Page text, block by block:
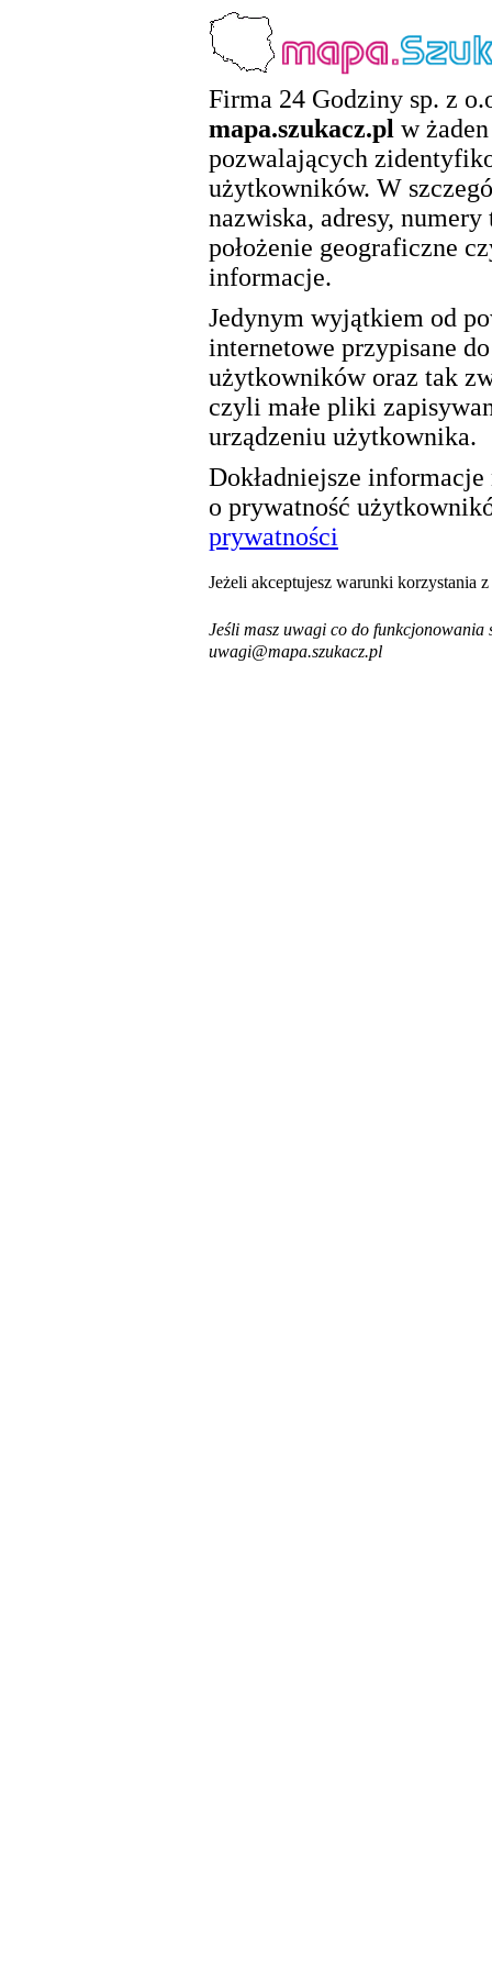
Firma 24 Godziny sp. z
mapa.szukacz.pl w
pozwalających
użytkowników. W
nazwiska, adresy,
położenie geograficzne
informacje.
Jedynym wyjątkiem od
internetowe przypisane
użytkowników oraz tak
czyli małe pliki
urządzeniu użytkownika.
Dokładniejsze
o prywatność
prywatności
Jeżeli akceptujesz warunki korzystania
Jeśli masz uwagi co do funkcjonowania
uwagi@mapa.szukacz.pl